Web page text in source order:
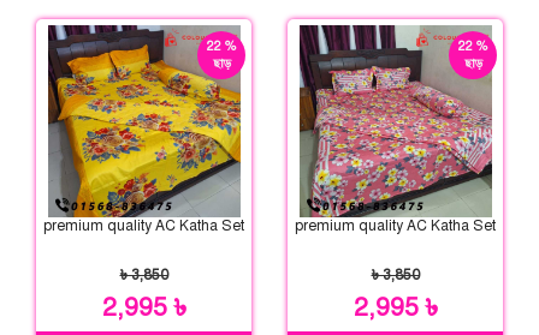
22 %
ছাড়
premium quality AC Katha Set
৳ 3,850
2,995 ৳
22 %
ছাড়
premium quality AC Katha Set
৳ 3,850
2,995 ৳